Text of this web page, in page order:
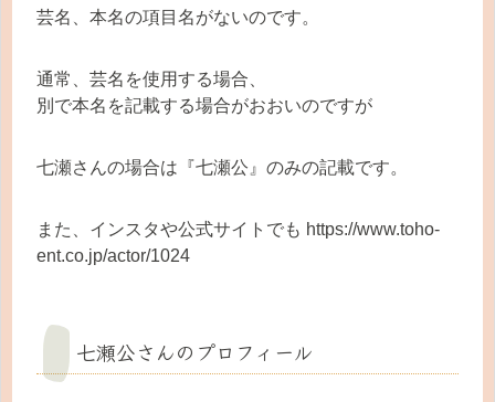
芸名、本名の項目名がないのです。
通常、芸名を使用する場合、
別で本名を記載する場合がおおいのですが
七瀬さんの場合は『七瀬公』のみの記載です。
また、インスタや公式サイトでも https://www.toho-
ent.co.jp/actor/1024
七瀬公さんのプロフィール